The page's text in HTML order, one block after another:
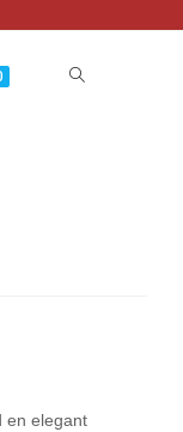
en elegant